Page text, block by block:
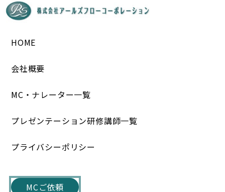
HOME
会社概要
MC・ナレーター一覧
プレゼンテーション研修講師一覧
プライバシーポリシー
MCご依頼